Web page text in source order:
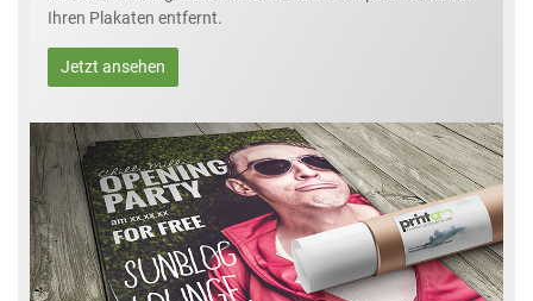
Ihren Plakaten entfernt.
Jetzt ansehen